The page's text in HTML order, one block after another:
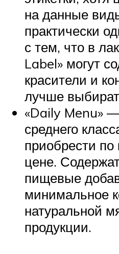
на данные
практически
с тем, что в
Label» могут
красители и
лучше
«Daily Menu»
среднего
приобрести
цене.
пищевые
минимальное
натуральной
продукции.